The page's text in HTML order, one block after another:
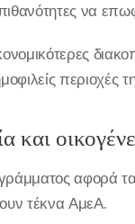
να
περιοχές
και
αφορά
τέκνα ΑμεΑ.